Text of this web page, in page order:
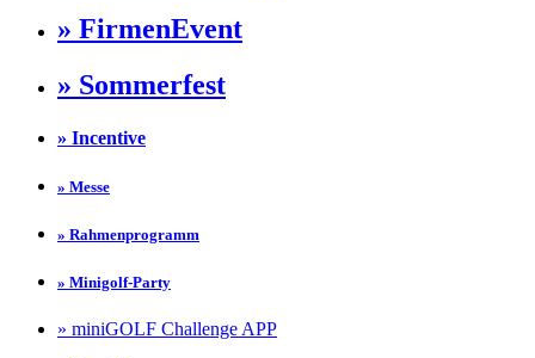
» FirmenEvent
» Sommerfest
» Incentive
» Messe
» Rahmenprogramm
» Minigolf-Party
» miniGOLF Challenge APP